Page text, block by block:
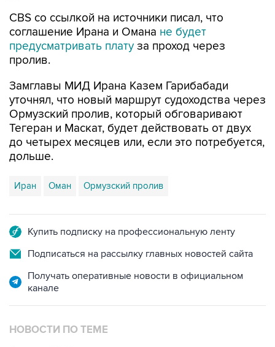
CBS со ссылкой на источники писал, что
соглашение Ирана и Омана не будет
предусматривать плату за проход через
пролив.
Замглавы МИД Ирана Казем Гарибабади
уточнял, что новый маршрут судоходства через
Ормузский пролив, который обговаривают
Тегеран и Маскат, будет действовать от двух
до четырех месяцев или, если это потребуется,
дольше.
Иран Оман Ормузский пролив
Купить подписку на профессиональную ленту
Подписаться на рассылку главных новостей сайта
Получать оперативные новости в официальном
канале
НОВОСТИ ПО ТЕМЕ